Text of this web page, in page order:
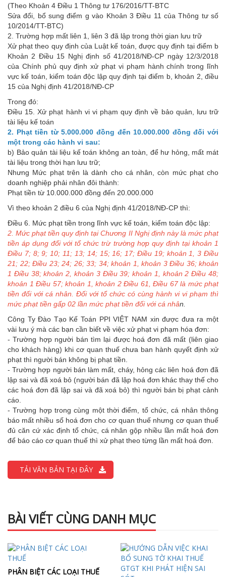
(Theo Khoản 4 Điều 1 Thông tư 176/2016/TT-BTC
Sửa đổi, bổ sung điểm g vào Khoản 3 Điều 11 của Thông tư số
10/2014/TT-BTC)
2. Trường hợp mất liên 1, liên 3 đã lập trong thời gian lưu trữ
Xử phạt theo quy định của Luật kế toán, được quy định tại điểm b
Khoản 2 Điều 15 Nghị định số 41/2018/NĐ-CP ngày 12/3/2018
của Chính phủ quy định xử phạt vi phạm hành chính trong lĩnh
vực kế toán, kiểm toán độc lập quy định tại điểm b, khoản 2, điều
15 của Nghị định 41/2018/NĐ-CP
Trong đó:
Điều 15. Xử phạt hành vi vi phạm quy định về bảo quản, lưu trữ
tài liệu kế toán
2. Phạt tiền từ 5.000.000 đồng đến 10.000.000 đồng đối với
một trong các hành vi sau:
b) Bảo quản tài liệu kế toán không an toàn, để hư hỏng, mất mát
tài liệu trong thời hạn lưu trữ;
Nhưng Mức phạt trên là dành cho cá nhân, còn mức phạt cho
doanh nghiệp phải nhân đôi thành:
Phạt tiền từ 10.000.000 đồng đến 20.000.000
Vì theo khoản 2 điều 6 của Nghị định 41/2018/NĐ-CP thì:
Điều 6. Mức phạt tiền trong lĩnh vực kế toán, kiểm toán độc lập:
2. Mức phạt tiền quy định tại Chương II Nghị định này là mức phạt
tiền áp dụng đối với tổ chức trừ trường hợp quy định tại khoản 1
Điều 7; 8; 9; 10; 11; 13; 14; 15; 16; 17; Điều 19; khoản 1, 3 Điều
21; 22; Điều 23; 24; 26; 33; 34; khoản 1, khoản 3 Điều 36; khoản
1 Điều 38; khoản 2, khoản 3 Điều 39; khoản 1, khoản 2 Điều 48;
khoản 1 Điều 57; khoản 1, khoản 2 Điều 61, Điều 67 là mức phạt
tiền đối với cá nhân. Đối với tổ chức có cùng hành vi vi phạm thì
mức phạt tiền gấp 02 lần mức phạt tiền đối với cá nhân.
Công Ty Đào Tạo Kế Toán PPI VIỆT NAM xin được đưa ra một
vài lưu ý mà các bạn cần biết về việc xử phạt vi phạm hóa đơn:
- Trường hợp người bán tìm lại được hoá đơn đã mất (liên giao
cho khách hàng) khi cơ quan thuế chưa ban hành quyết định xử
phạt thì người bán không bị phạt tiền.
- Trường hợp người bán làm mất, cháy, hỏng các liên hoá đơn đã
lập sai và đã xoá bỏ (người bán đã lập hoá đơn khác thay thế cho
các hoá đơn đã lập sai và đã xoá bỏ) thì người bán bị phạt cảnh
cáo.
- Trường hợp trong cùng một thời điểm, tổ chức, cá nhân thông
báo mất nhiều số hoá đơn cho cơ quan thuế nhưng cơ quan thuế
đủ căn cứ xác định tổ chức, cá nhân gộp nhiều lần mất hoá đơn
để báo cáo cơ quan thuế thì xử phạt theo từng lần mất hoá đơn.
TẢI VĂN BẢN TẠI ĐÂY
BÀI VIẾT CÙNG DANH MỤC
PHÂN BIỆT CÁC LOẠI THUẾ